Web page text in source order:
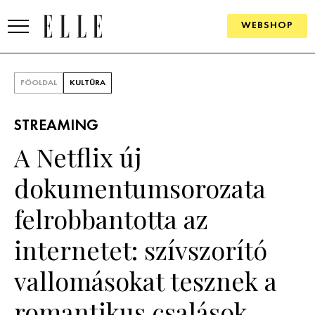
WEBSHOP
SZÉPSÉG
ÉLETMÓD
FŐOLDAL KULTÚRA
STREAMING
A Netflix új
dokumentumsorozata
felrobbantotta az
internetet: szívszorító
vallomásokat tesznek a